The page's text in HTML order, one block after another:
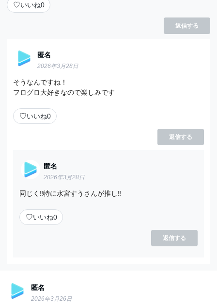
♡いいね0
返信する
匿名
2026年3月28日
そうなんですね！
フログロ大好きなので楽しみです
♡いいね0
返信する
匿名
2026年3月28日
同じく‼︎特に水宮すうさんが推し‼︎
♡いいね0
返信する
匿名
2026年3月26日